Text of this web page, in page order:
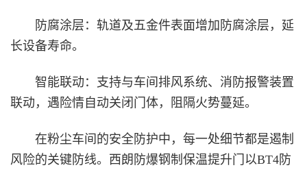
防腐涂层‌：轨道及五金件表面增加防腐涂层，延
长设备寿命。
智能联动‌：支持与车间排风系统、消防报警装置
联动，遇险情自动关闭门体，阻隔火势蔓延。
在粉尘车间的安全防护中，每一处细节都是遏制
风险的关键防线。西朗防爆钢制保温提升门以BT4防